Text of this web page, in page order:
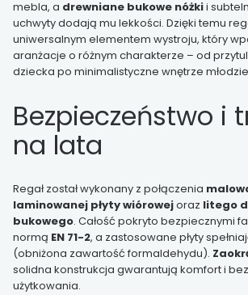
mebla, a drewniane bukowe nóżkii
uchwyty dodają mu lekkości. Dzięki temu
uniwersalnym elementem wystroju, który
aranżacje o różnym charakterze – od
dziecka po minimalistyczne wnętrze
Bezpieczeństwo i
na lata
Regał został wykonany z połączenia
laminowanej płyty wiórowejoraz litego
bukowego. Całość pokryto bezpiecznymi
normą EN 71-2, a zastosowane płyty
(obniżona zawartość formaldehydu).
solidna konstrukcja gwarantują komfort i
użytkowania.